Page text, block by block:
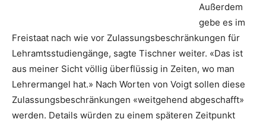
Außerdem
gebe es im
Freistaat nach wie vor Zulassungsbeschränkungen für
Lehramtsstudiengänge, sagte Tischner weiter. «Das ist
aus meiner Sicht völlig überflüssig in Zeiten, wo man
Lehrermangel hat.» Nach Worten von Voigt sollen diese
Zulassungsbeschränkungen «weitgehend abgeschafft»
werden. Details würden zu einem späteren Zeitpunkt